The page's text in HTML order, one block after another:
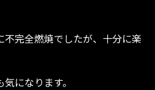
不完全燃焼でしたが、十分に楽
になります。